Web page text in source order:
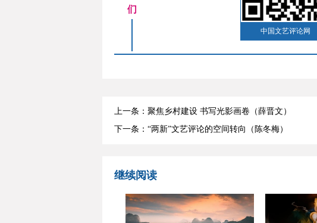
们
中国文艺评论网
上一条：聚焦乡村建设 书写光影画卷（薛晋文）
下一条：“两新”文艺评论的空间转向（陈冬梅）
继续阅读